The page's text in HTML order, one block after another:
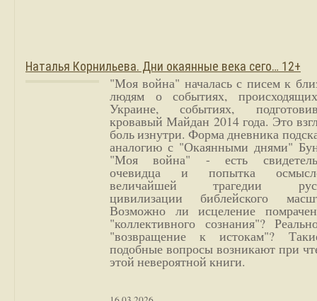
Наталья Корнильева. Дни окаянные века сего… 12+
"Моя война" началась с писем к
людям о событиях,
Украине, событиях,
кровавый Майдан 2014 года. Это
боль изнутри. Форма дневника
аналогию с "Окаянными днями"
"Моя война" - есть
очевидца и попытка
величайшей трагедии
цивилизации библейского
Возможно ли исцеление
"коллективного сознания"?
"возвращение к истокам"?
подобные вопросы возникают при
этой невероятной книги.